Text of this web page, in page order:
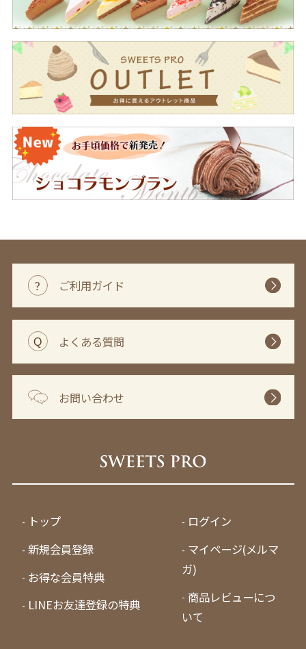
ご利用ガイド
よくある質問
お問い合わせ
トップ
新規会員登録
お得な会員特典
LINEお友達登録の特典
ログイン
マイページ(メルマ
ガ)
商品レビューにつ
いて